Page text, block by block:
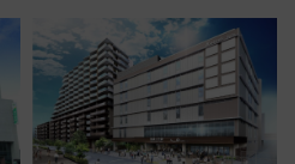
送の目覚まし時計など通販・販
売店舗まとめ